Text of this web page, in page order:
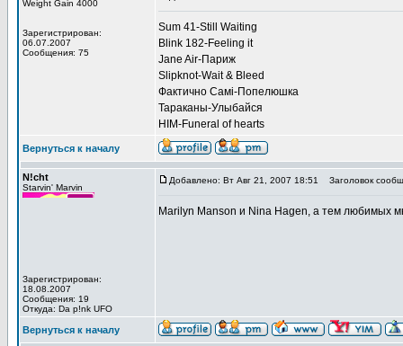
Weight Gain 4000
Зарегистрирован:
06.07.2007
Сообщения: 75
Sum 41-Still Waiting
Blink 182-Feeling it
Jane Air-Париж
Slipknot-Wait & Bleed
Фактично Самі-Попелюшка
Тараканы-Улыбайся
HIM-Funeral of hearts
Вернуться к началу
N!cht
Starvin' Marvin
Зарегистрирован:
18.08.2007
Сообщения: 19
Откуда: Da p!nk UFO
Добавлено: Вт Авг 21, 2007 18:51 Заголовок
Marilyn Manson и Nina Hagen, а тем любимых
Вернуться к началу